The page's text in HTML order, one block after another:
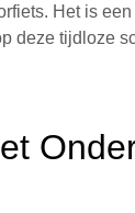
Het is
deze tijdloze